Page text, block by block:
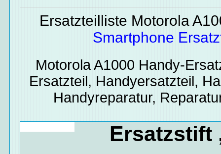
Ersatzteilliste Motorola
Smartphone
Motorola A1000 Handy-
Ersatzteil, Handyersatzteil,
Handyreparatur,
Ersatzstift